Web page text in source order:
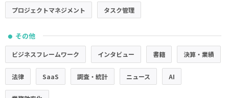
プロジェクトマネジメント タスク管理
● その他
ビジネスフレームワーク インタビュー 書籍 決算・業績
法律 SaaS 調査・統計 ニュース AI